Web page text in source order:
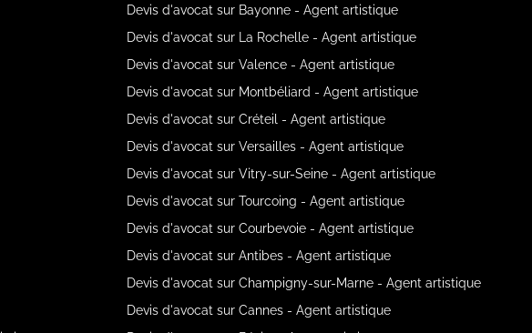
Devis d'avocat sur Bayonne - Agent artistique
Devis d'avocat sur La Rochelle - Agent artistique
Devis d'avocat sur Valence - Agent artistique
Devis d'avocat sur Montbéliard - Agent artistique
Devis d'avocat sur Créteil - Agent artistique
Devis d'avocat sur Versailles - Agent artistique
Devis d'avocat sur Vitry-sur-Seine - Agent artistique
Devis d'avocat sur Tourcoing - Agent artistique
Devis d'avocat sur Courbevoie - Agent artistique
Devis d'avocat sur Antibes - Agent artistique
Devis d'avocat sur Champigny-sur-Marne - Agent artistique
Devis d'avocat sur Cannes - Agent artistique